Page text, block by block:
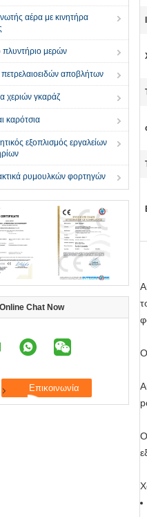
αέρα με κινητήρα
μερών
αποβλήτων
χεριών γκαράζ
καρότσια
εξοπλισμός εργαλείων
ρυμουλκών φορτηγών
Online Chat Now